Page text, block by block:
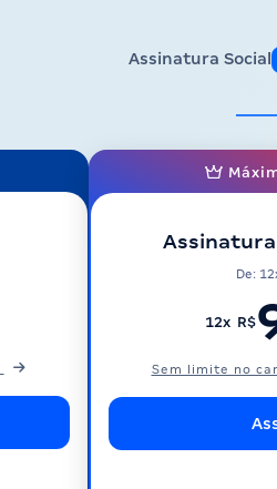
Assinatura Social
De:
12x R$
Sem limite no